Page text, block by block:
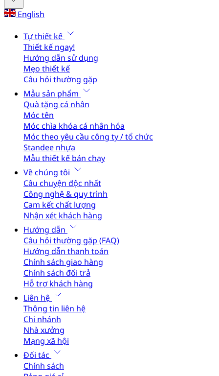
English
Tự thiết kế
Thiết kế ngay!
Hướng dẫn sử dụng
Mẹo thiết kế
Câu hỏi thường gặp
Mẫu sản phẩm
Quà tặng cá nhân
Móc tên
Móc chìa khóa cá nhân hóa
Móc theo yêu cầu công ty / tổ chức
Standee nhựa
Mẫu thiết kế bán chạy
Về chúng tôi
Câu chuyện độc nhất
Công nghệ & quy trình
Cam kết chất lượng
Nhận xét khách hàng
Hướng dẫn
Câu hỏi thường gặp (FAQ)
Hướng dẫn thanh toán
Chính sách giao hàng
Chính sách đổi trả
Hỗ trợ khách hàng
Liên hệ
Thông tin liên hệ
Chi nhánh
Nhà xưởng
Mạng xã hội
Đối tác
Chính sách